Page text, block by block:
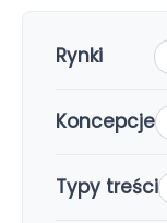
Rynki
Koncepcje
Typy treści